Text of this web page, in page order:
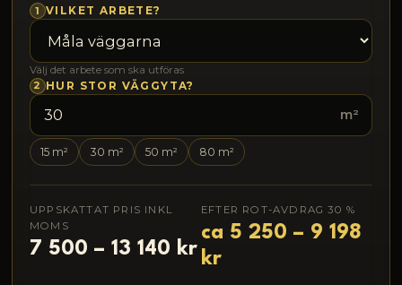
1 VILKET ARBETE?
Välj det arbete som ska utföras
2 HUR STOR VÄGGYTA?
m²
15 m² 30 m² 50 m² 80 m²
UPPSKATTAT PRIS INKL
MOMS
7 500 – 13 140 kr
EFTER ROT-AVDRAG 30 %
ca 5 250 – 9 198
kr